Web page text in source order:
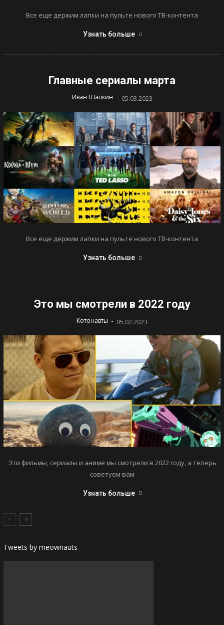
Все еще держим лапки на пульте нового ТВ-контента
Узнать больше
Главные сериалы марта
Иван Шапкин - 05.03.2023
Все еще держим лапки на пульте нового ТВ-контента
Узнать больше
Это мы смотрели в 2022 году
Котонавты - 05.02.2023
Эти фильмы, сериалы и аниме мы смотрели в 2022 году, а теперь
советуем вам
Узнать больше
Tweets by meownauts